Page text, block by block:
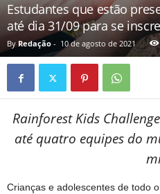
Estudantes que estão
até dia 31/09 para se
By Redação - 10 de agosto de 2021
Rainforest Kids
até quatro equipes do
Crianças e adolescentes de todo